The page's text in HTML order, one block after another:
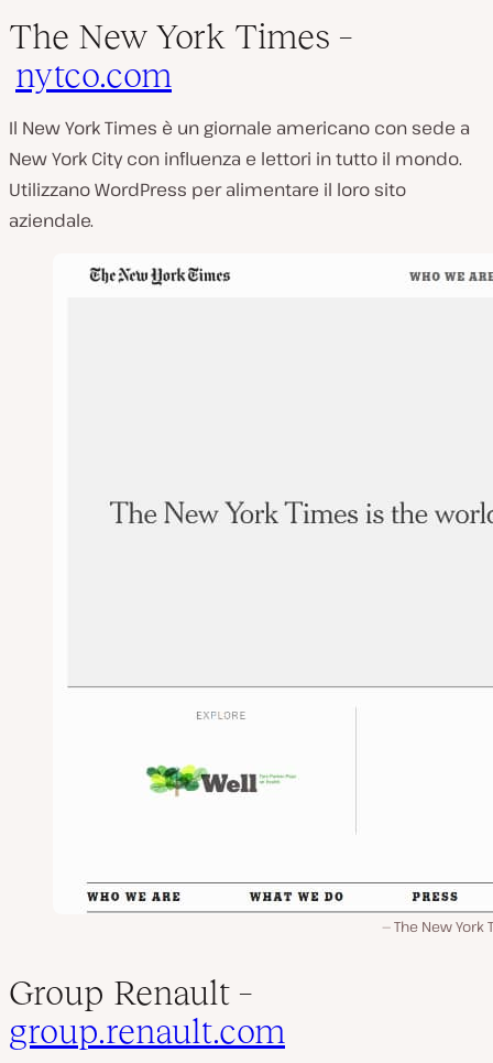
The New York Times –
nytco.com
Il New York Times è un giornale americano con sede a
New York City con influenza e lettori in tutto il mondo.
Utilizzano WordPress per alimentare il loro sito
aziendale.
The New York
Group Renault –
group.renault.com